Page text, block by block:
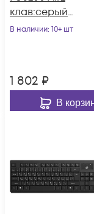
клав:серый
мышь:серый USB
В наличии: 10+ шт
1 802 ₽
В